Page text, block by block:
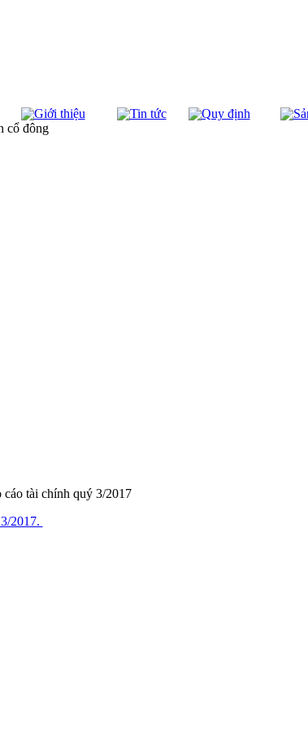
Giới thiệu Tin tức Quy định
cổ đông
tài chính quý 3/2017
2017.